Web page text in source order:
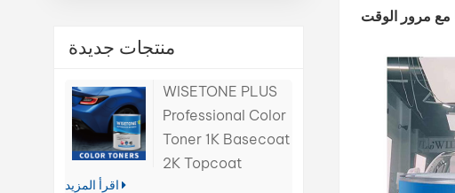
منتجات جديدة
WISETONE PLUS
Professional Color
Toner 1K Basecoat
2K Topcoat